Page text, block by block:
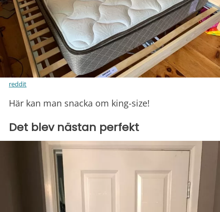
reddit
Här kan man snacka om king-size!
Det blev nästan perfekt